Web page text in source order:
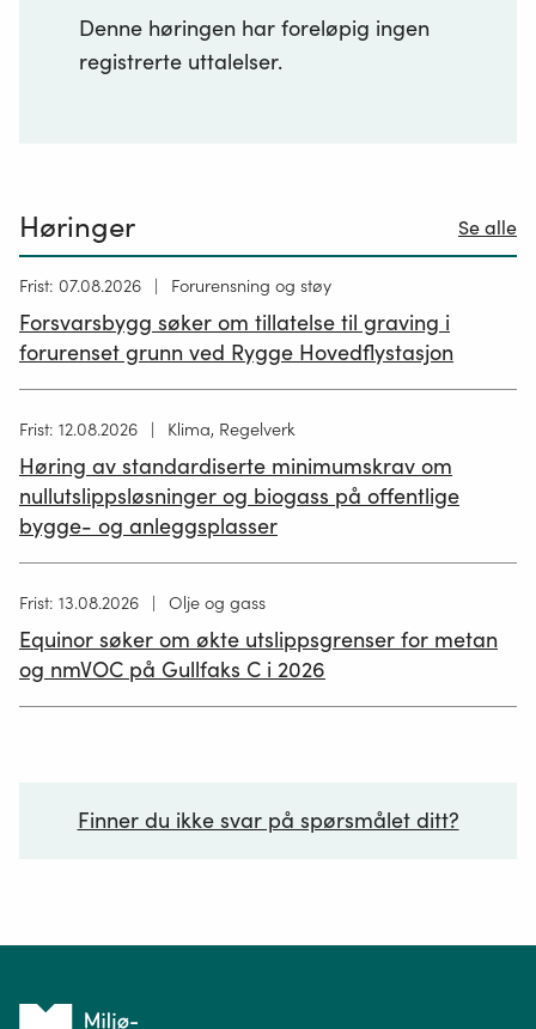
Denne høringen har foreløpig ingen
registrerte uttalelser.
Høringer Se alle
Høring
publisert
26.06.2026
Frist: 07.08.2026 Forurensning og støy
Forsvarsbygg søker om tillatelse til graving i
forurenset grunn ved Rygge Hovedflystasjon
Høring
publisert
12.05.2026
Frist: 12.08.2026 Klima, Regelverk
Høring av standardiserte minimumskrav om
nullutslippsløsninger og biogass på offentlige
bygge- og anleggsplasser
Høring
publisert
02.07.2026
Frist: 13.08.2026 Olje og gass
Equinor søker om økte utslippsgrenser for metan
og nmVOC på Gullfaks C i 2026
Finner du ikke svar på spørsmålet ditt?
Tilbake